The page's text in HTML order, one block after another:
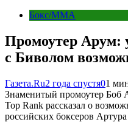
Бокс/MMA
Промоутер Арум:
с Биволом
Газета.Ru2 года спустя01
Знаменитый промоутер
Top Rank рассказал о
российских боксеров